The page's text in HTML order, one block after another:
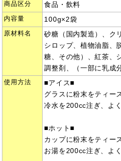
商品区分 食品・飲料
内容量 100g×2袋
原材料名
砂糖（国内製造）、ク
シロップ、植物油脂、
糖、その他）、紅茶、
調整剤、（一部に乳成
使用方法
■アイス■
グラスに粉末をティー
冷水を200cc注ぎ、よ
■ホット■
カップに粉末をティー
お湯を200cc注ぎ、よ